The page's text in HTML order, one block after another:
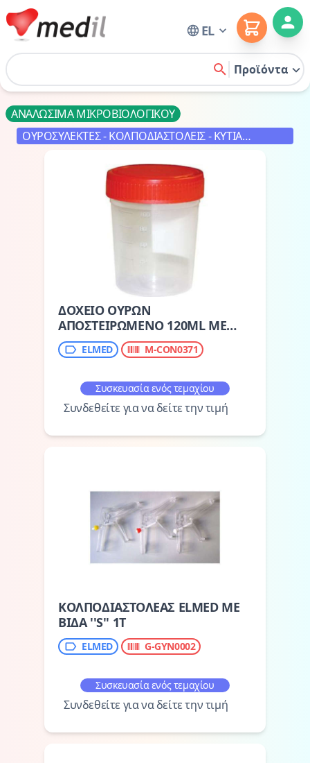
Home EL
Cart
search
Προϊόντα
ΑΝΑΛΩΣΙΜΑ ΜΙΚΡΟΒΙΟΛΟΓΙΚΟΥ
ΟΥΡΟΣΥΛΕΚΤΕΣ - ΚΟΛΠΟΔΙΑΣΤΟΛΕΙΣ - ΚΥΤΙΑ
ΔΟΧΕΙΟ ΟΥΡΩΝ
ΑΠΟΣΤΕΙΡΩΜΕΝΟ 120ML ME
ΕΠΙΦΑΝΕΙΑ ΕΓΓΡΑΦΗΣ
ΣΤΟΙΧΕΙΩΝ
ELMED M-CON0371
Συσκευασία ενός τεμαχίου
Συνδεθείτε για να δείτε την τιμή
ΚΟΛΠΟΔΙΑΣΤΟΛΕΑΣ ELMED ΜΕ
ΒΙΔΑ ''S'' 1Τ
ELMED G-GYN0002
Συσκευασία ενός τεμαχίου
Συνδεθείτε για να δείτε την τιμή